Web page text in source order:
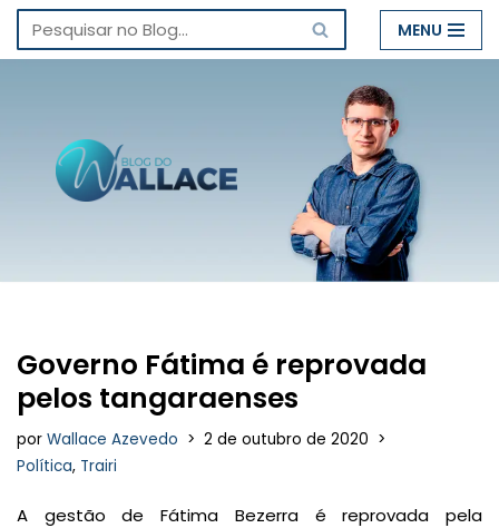
Pular
conteúdo
MENU
Governo Fátima é reprovada
pelos tangaraenses
por Wallace Azevedo
2 de outubro de 2020
Política, Trairi
A gestão de Fátima Bezerra é reprovada pela